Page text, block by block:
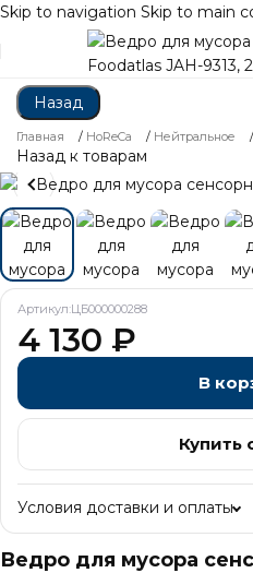
Skip to navigation Skip to main
Назад
Главная / HoReCa / Нейтральное /
Назад к товарам
Ведро для мусора
Артикул:ЦБ000000288
4 130 ₽
В
Купить
Условия доставки и оплаты